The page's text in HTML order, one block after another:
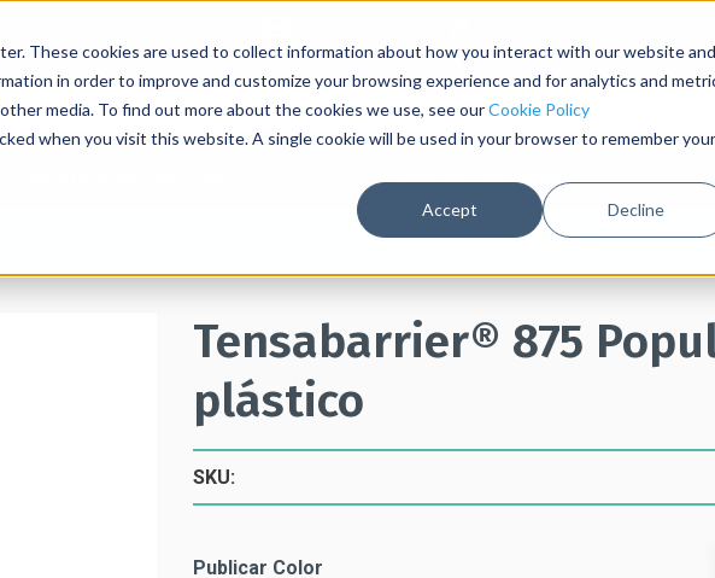
These cookies are used to collect information about how you interact with our website and
in order to improve and customize your browsing experience and for analytics and
media. To find out more about the cookies we use, see ourCookie Policy
when you visit this website. A single cookie will be used in your browser to remember your
Accept Decline
Postes de Seguridad
Presupuesto sin compromiso
Tensabarrier® 875
plástico
SKU:
Publicar Color